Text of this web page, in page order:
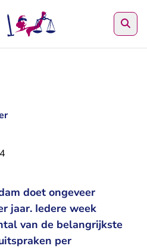
doet ongeveer
jaar. Iedere week
van de belangrijkste
per